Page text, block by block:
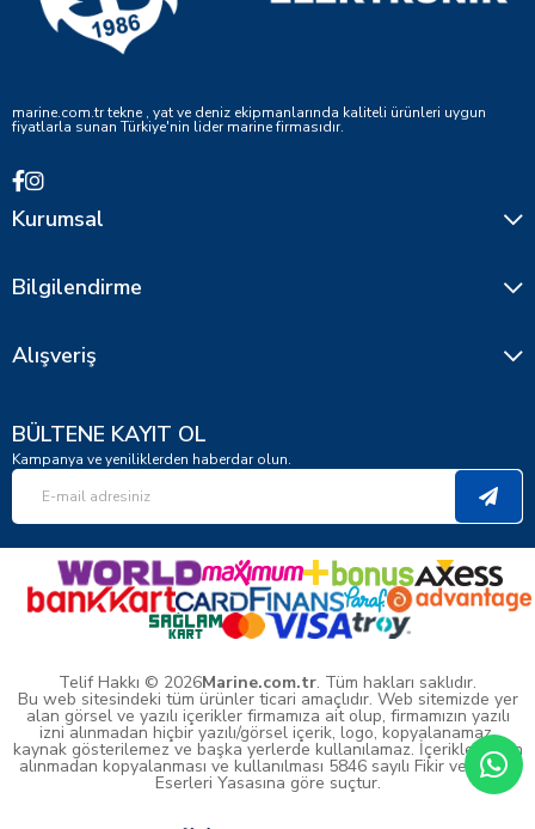
marine.com.tr tekne , yat ve deniz ekipmanlarında kaliteli ürünleri uygun
fiyatlarla sunan Türkiye'nin lider marine firmasıdır.
Kurumsal
Bilgilendirme
Alışveriş
BÜLTENE KAYIT OL
Kampanya ve yeniliklerden haberdar olun.
Telif Hakkı © 2026Marine.com.tr. Tüm hakları saklıdır.
Bu web sitesindeki tüm ürünler ticari amaçlıdır. Web sitemizde yer
alan görsel ve yazılı içerikler firmamıza ait olup, firmamızın yazılı
izni alınmadan hiçbir yazılı/görsel içerik, logo, kopyalanamaz,
kaynak gösterilemez ve başka yerlerde kullanılamaz. İçeriklerin izin
alınmadan kopyalanması ve kullanılması 5846 sayılı Fikir ve Sanat
Eserleri Yasasına göre suçtur.